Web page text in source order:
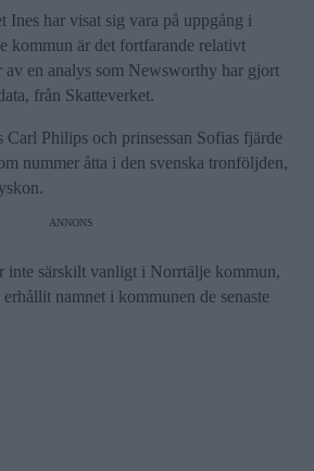
Ines har visat sig vara på uppgång i
kommun är det fortfarande relativt
av en analys som Newsworthy har gjort
från Skatteverket.
Carl Philips och prinsessan Sofias fjärde
nummer åtta i den svenska tronföljden,
ANNONS
inte särskilt vanligt i Norrtälje kommun,
namnet i kommunen de senaste